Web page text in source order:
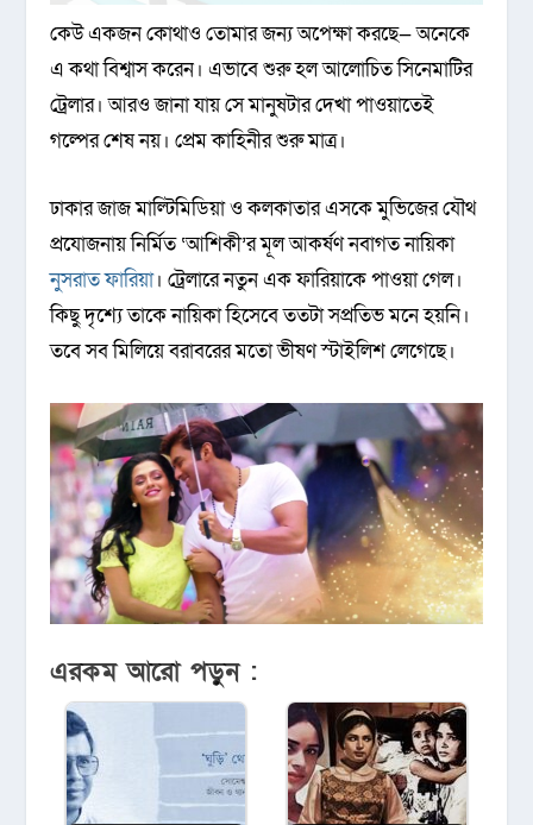
কেউ একজন কোথাও তোমার জন্য অপেক্ষা করছে— অনেকে
এ কথা বিশ্বাস করেন। এভাবে শুরু হল আলোচিত সিনেমাটির
ট্রেলার। আরও জানা যায় সে মানুষটার দেখা পাওয়াতেই
গল্পের শেষ নয়। প্রেম কাহিনীর শুরু মাত্র।
ঢাকার জাজ মাল্টিমিডিয়া ও কলকাতার এসকে মুভিজের যৌথ
প্রযোজনায় নির্মিত ‘আশিকী’র মূল আকর্ষণ নবাগত নায়িকা
নুসরাত ফারিয়া। ট্রেলারে নতুন এক ফারিয়াকে পাওয়া গেল।
কিছু দৃশ্যে তাকে নায়িকা হিসেবে ততটা সপ্রতিভ মনে হয়নি।
তবে সব মিলিয়ে বরাবরের মতো ভীষণ স্টাইলিশ লেগেছে।
এরকম আরো পড়ুন :